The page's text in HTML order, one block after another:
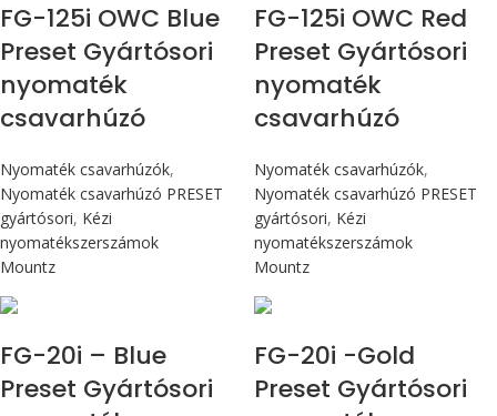
FG-125i OWC Blue
Preset Gyártósori
nyomaték
csavarhúzó
Nyomaték csavarhúzók,
Nyomaték csavarhúzó PRESET
gyártósori, Kézi
nyomatékszerszámok
Mountz
FG-125i OWC Red
Preset Gyártósori
nyomaték
csavarhúzó
Nyomaték csavarhúzók,
Nyomaték csavarhúzó PRESET
gyártósori, Kézi
nyomatékszerszámok
Mountz
FG-20i – Blue
Preset Gyártósori
FG-20i -Gold
Preset Gyártósori